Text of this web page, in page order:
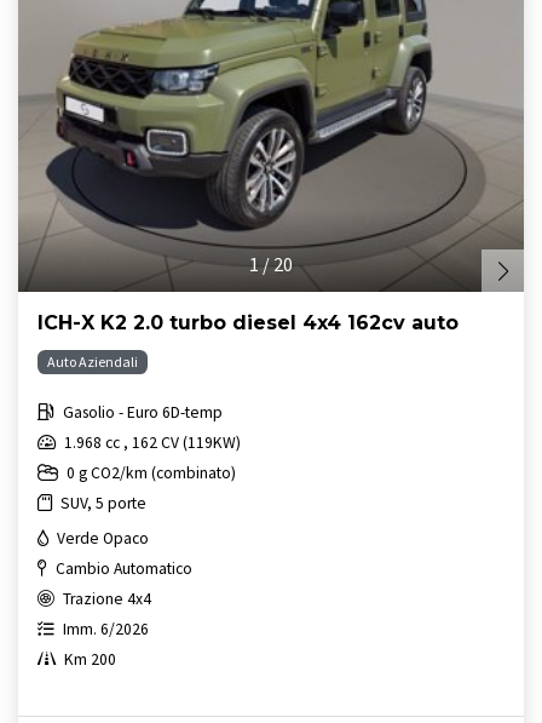
1 / 20
ICH-X K2 2.0 turbo diesel 4x4 162cv auto
Auto Aziendali
Gasolio - Euro 6D-temp
1.968 cc , 162 CV (119KW)
0 g CO2/km (combinato)
SUV, 5 porte
Verde Opaco
Cambio Automatico
Trazione 4x4
Imm. 6/2026
Km 200